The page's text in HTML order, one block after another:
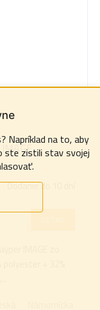
Napríklad na to, aby
ste zistili stav svojej
Dodanie do 10 dní
IMAGE zo